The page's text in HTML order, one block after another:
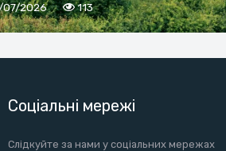
07/2026 113
Соціальні мережі
Слідкуйте за нами у соціальних мережах